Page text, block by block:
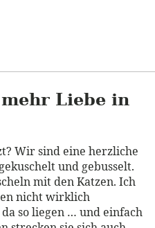
Liebe in
Wir sind eine herzliche
und gebusselt.
mit den Katzen. Ich
nicht wirklich
so liegen … und einfach